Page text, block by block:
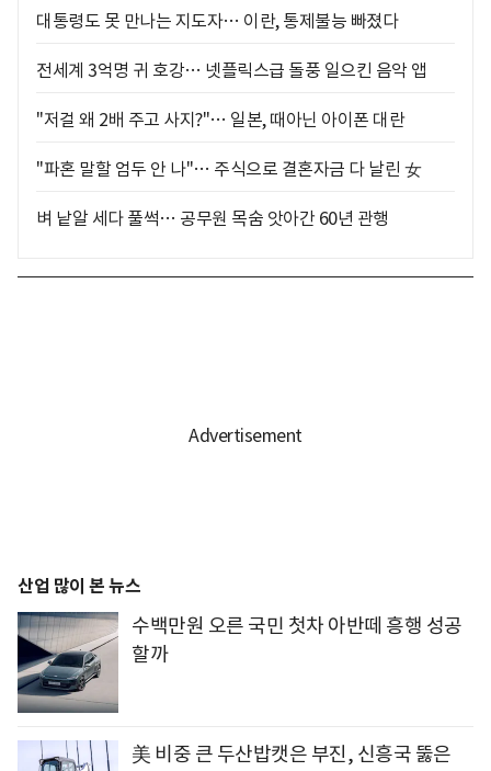
대통령도 못 만나는 지도자… 이란, 통제불능 빠졌다
전세계 3억명 귀 호강… 넷플릭스급 돌풍 일으킨 음악 앱
"저걸 왜 2배 주고 사지?"… 일본, 때아닌 아이폰 대란
"파혼 말할 엄두 안 나"… 주식으로 결혼자금 다 날린 女
벼 낱알 세다 풀썩… 공무원 목숨 앗아간 60년 관행
산업 많이 본 뉴스
수백만원 오른 국민 첫차 아반떼 흥행 성공
할까
美 비중 큰 두산밥캣은 부진, 신흥국 뚫은